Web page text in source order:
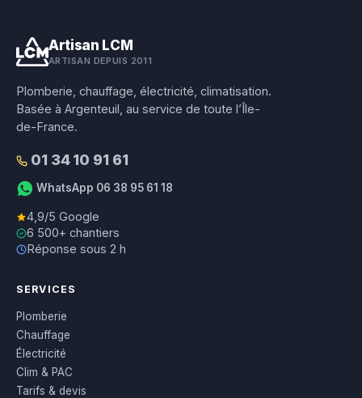
Artisan LCM
ARTISAN DEPUIS 2011
Plomberie, chauffage, électricité, climatisation.
Basée à Argenteuil, au service de toute l’Île-
de-France.
01 34 10 91 61
WhatsApp 06 38 95 61 18
4,9/5 Google
6 500+ chantiers
Réponse sous 2 h
SERVICES
Plomberie
Chauffage
Électricité
Clim & PAC
Tarifs & devis